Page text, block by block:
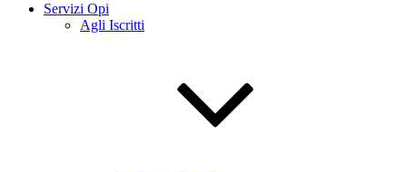
Servizi Opi
Agli Iscritti